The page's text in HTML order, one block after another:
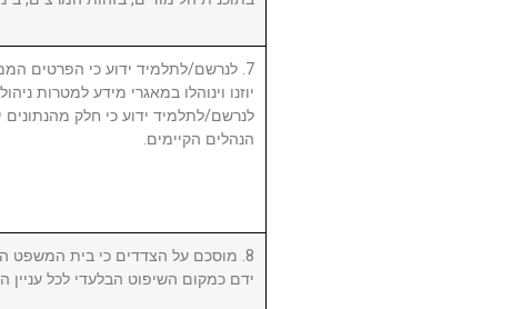
7. לנרשם/לתלמיד ידוע כי הפרטים
יוזנו וינוהלו במאגרי מידע למטרות
לנרשם/לתלמיד ידוע כי חלק מהנתונים
הנהלים הקיימים.
8. מוסכם על הצדדים כי בית המשפט
ידם כמקום השיפוט הבלעדי לכל עניין